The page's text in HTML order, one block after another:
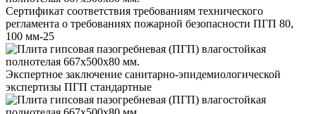
Сертификат соответствия требованиям технического
регламента о требованиях пожарной безопасности ПГП 80,
100 мм-25
Экспертное заключение санитарно-эпидемиологической
экспертизы ПГП стандартные